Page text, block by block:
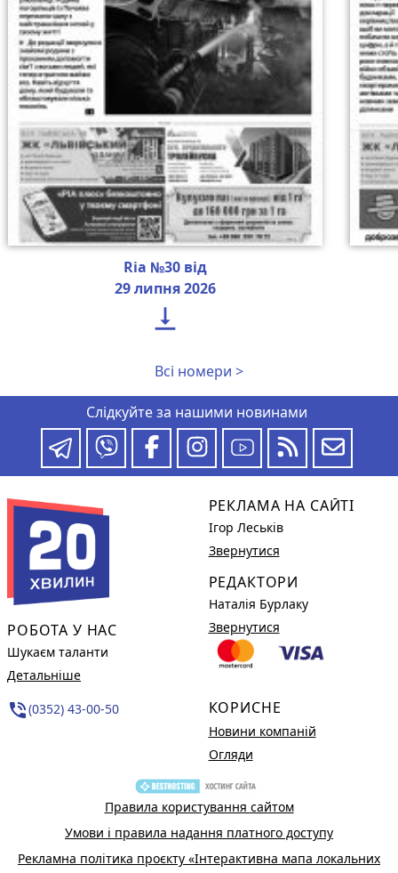
Ria №30 від
29 липня 2026

Всі номери >
Слідкуйте за нашими новинами
РОБОТА У НАС
Шукаєм таланти
Детальніше
phone_in_talk(0352) 43-00-50
РЕКЛАМА НА САЙТІ
Ігор Леськів
Звернутися
РЕДАКТОРИ
Наталія Бурлаку
Звернутися
КОРИСНЕ
Новини компаній
Огляди
Правила користування сайтом
Умови і правила надання платного доступу
Рекламна політика проєкту «Інтерактивна мапа локальних